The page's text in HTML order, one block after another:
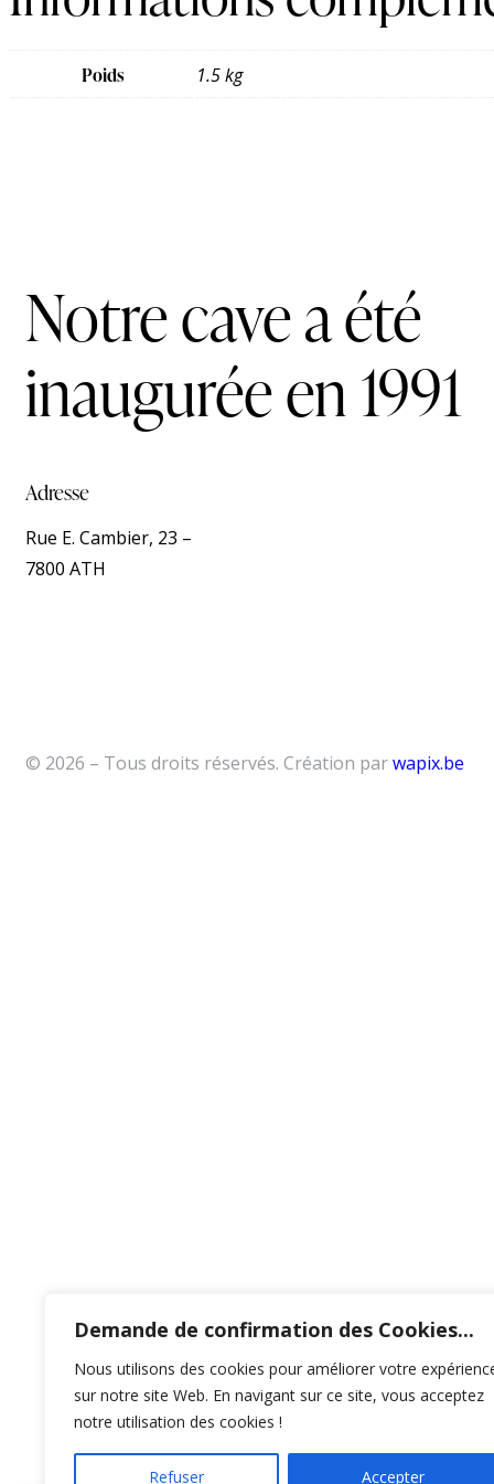
Demande de confirmation des Cookies...
Nous utilisons des cookies pour améliorer votre
sur notre site Web. En navigant sur ce site, vous acceptez
notre utilisation des cookies !
Refuser Accepter
Poids 1.5 kg
Notre cave a été
inaugurée en 1991
Adresse
Rue E. Cambier, 23 –
7800 ATH
© 2026 – Tous droits réservés. Création parwapix.be
08 août
. Merci pour votre
C'EST COMPRIS !